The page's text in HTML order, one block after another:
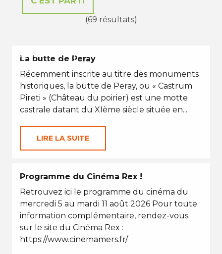
(69 résultats)
VACANCES D'ÉTÉ
La butte de Peray
Récemment inscrite au titre des monuments
historiques, la butte de Peray, ou « Castrum
Pireti » (Château du poirier) est une motte
castrale datant du XIème siècle située en...
LIRE LA SUITE
Programme du Cinéma Rex !
Retrouvez ici le programme du cinéma du
mercredi 5 au mardi 11 août 2026 Pour toute
information complémentaire, rendez-vous
sur le site du Cinéma Rex :
https://www.cinemamers.fr/